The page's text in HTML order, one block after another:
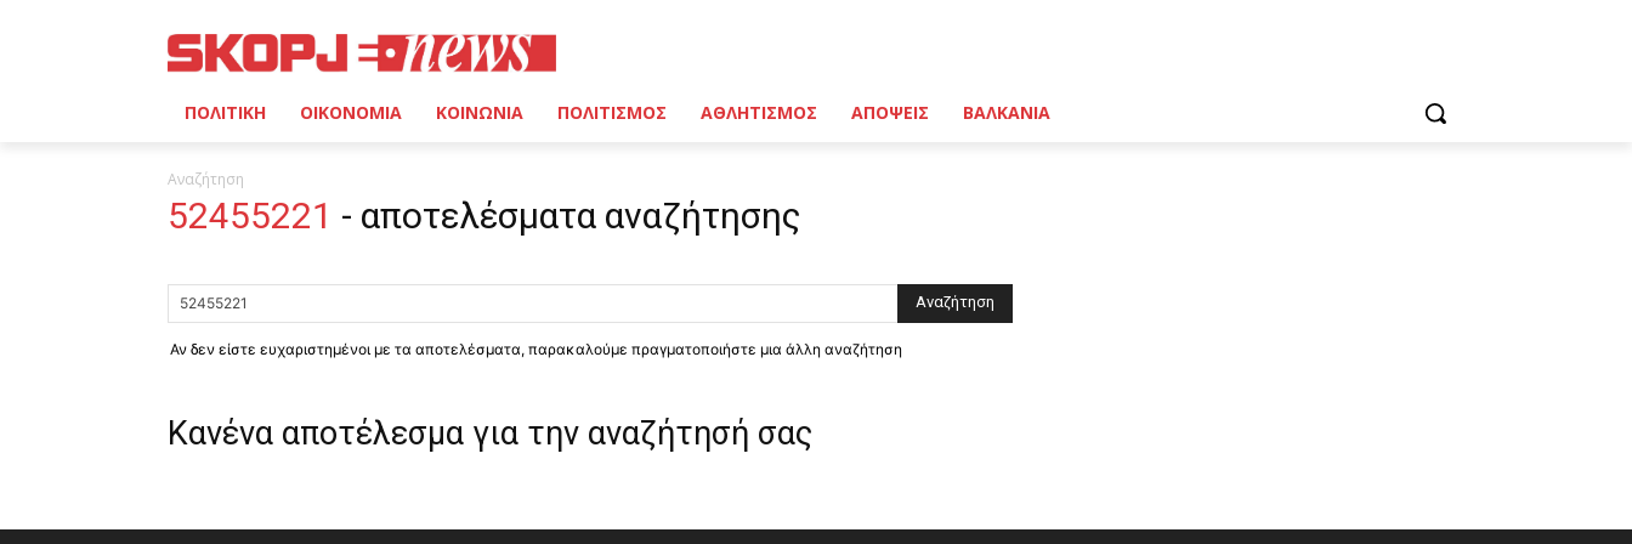
ΠΟΛΙΤΙΚΗ ΟΙΚΟΝΟΜΙΑ ΚΟΙΝΩΝΙΑ ΠΟΛΙΤΙΣΜΟΣ ΑΘΛΗΤΙΣΜΟΣ ΑΠΟΨΕΙΣ ΒΑΛΚΑΝΙΑ
Αναζήτηση
52455221 - αποτελέσματα αναζήτησης
Αν δεν είστε ευχαριστημένοι με τα αποτελέσματα, παρακαλούμε πραγματοποιήστε μια άλλη αναζήτηση
Κανένα αποτέλεσμα για την αναζήτησή σας